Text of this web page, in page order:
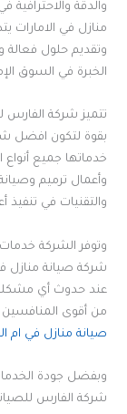
والدقة
منازل في الامارات
وتقديم حلول فعالة
الخبرة في السوق
تتميز شركة الفارس
بقوة لتكون افضل
خدماتها جميع أنواع
وأعمال ترميم
والتقنيات في تنفيذ
وتوفر الشركة
شركة صيانة منازل في
عند حدوث أي مشكلة
من أقوى
صيانة منازل في ام
وبفضل جودة الخدمات
شركة الفارس